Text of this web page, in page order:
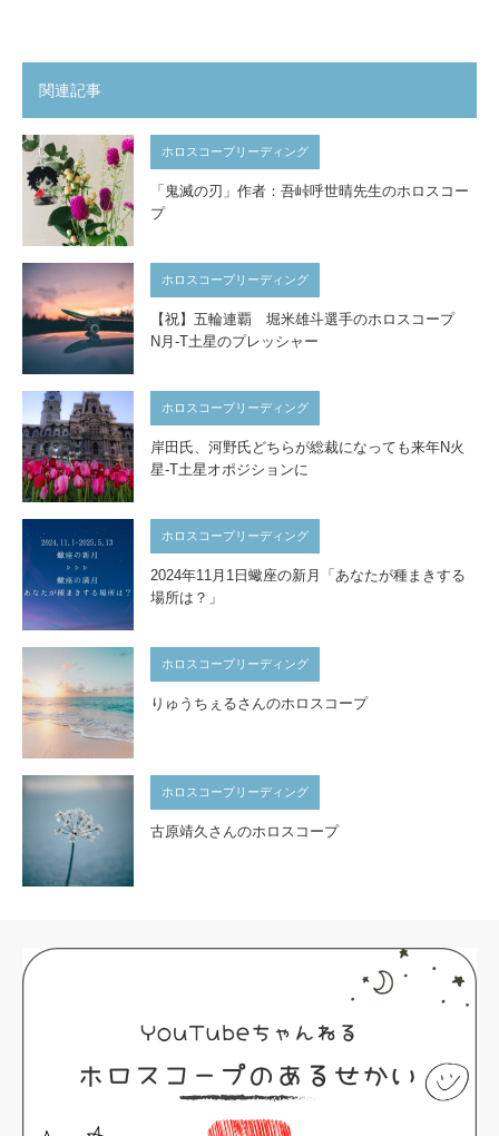
関連記事
ホロスコープリーディング
「鬼滅の刃」作者：吾峠呼世晴先生のホロスコー
プ
ホロスコープリーディング
【祝】五輪連覇 堀米雄斗選手のホロスコープ
N月-T土星のプレッシャー
ホロスコープリーディング
岸田氏、河野氏どちらが総裁になっても来年N火
星-T土星オポジションに
ホロスコープリーディング
2024年11月1日蠍座の新月「あなたが種まきする
場所は？」
ホロスコープリーディング
りゅうちぇるさんのホロスコープ
ホロスコープリーディング
古原靖久さんのホロスコープ